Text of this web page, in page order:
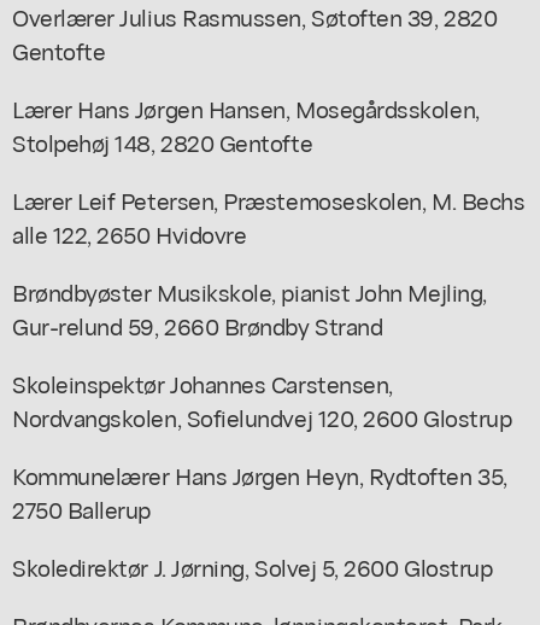
Overlærer Julius Rasmussen, Søtoften 39, 2820
Gentofte
Lærer Hans Jørgen Hansen, Mosegårdsskolen,
Stolpehøj 148, 2820 Gentofte
Lærer Leif Petersen, Præstemoseskolen, M. Bechs
alle 122, 2650 Hvidovre
Brøndbyøster Musikskole, pianist John Mejling,
Gur-relund 59, 2660 Brøndby Strand
Skoleinspektør Johannes Carstensen,
Nordvangskolen, Sofielundvej 120, 2600 Glostrup
Kommunelærer Hans Jørgen Heyn, Rydtoften 35,
2750 Ballerup
Skoledirektør J. Jørning, Solvej 5, 2600 Glostrup